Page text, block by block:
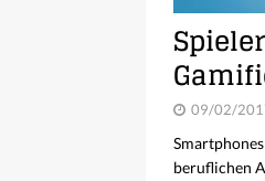
09/02/
beruflichen